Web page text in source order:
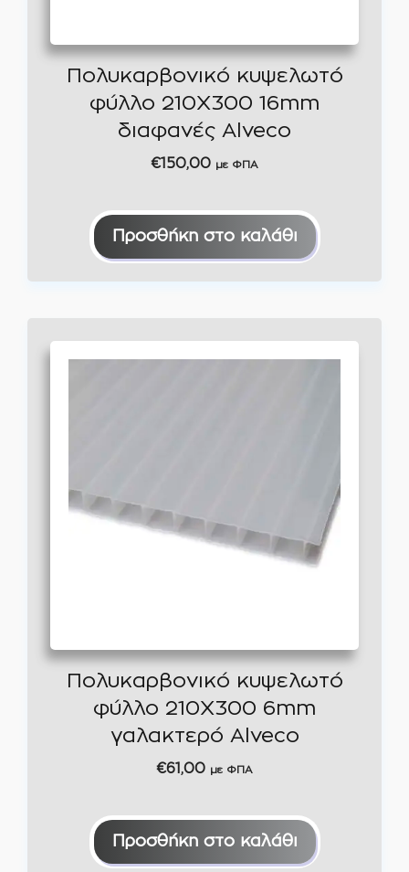
Πολυκαρβονικό κυψελωτό
φύλλο 210Χ300 16mm
διαφανές Alveco
€150,00 με ΦΠΑ
Προσθήκη στο καλάθι
Πολυκαρβονικό κυψελωτό
φύλλο 210Χ300 6mm
γαλακτερό Alveco
€61,00 με ΦΠΑ
Προσθήκη στο καλάθι